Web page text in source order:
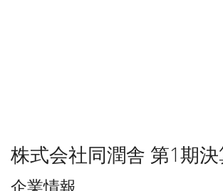
株式会社同潤舎 第1期